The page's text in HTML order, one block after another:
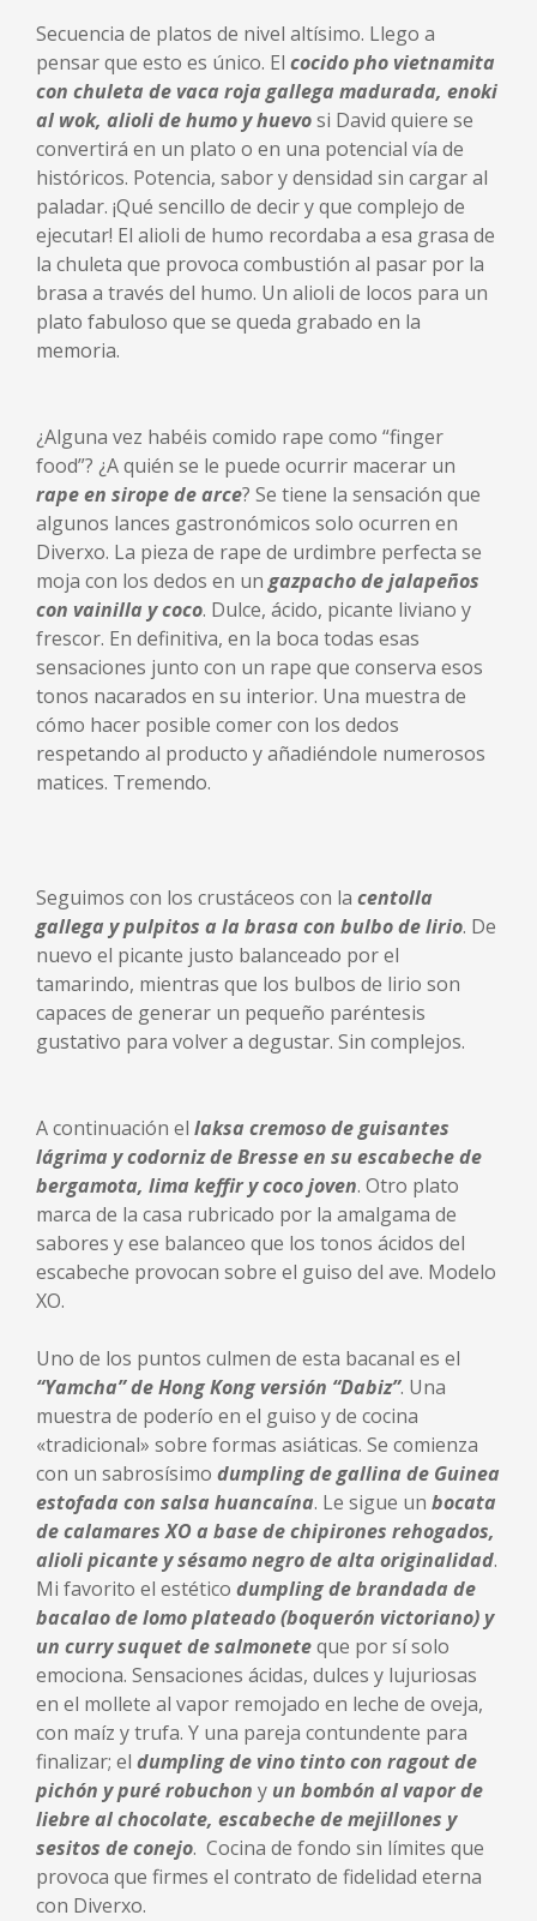
Secuencia de platos de nivel altísimo. Llego a
pensar que esto es único. El cocido pho vietnamita
con chuleta de vaca roja gallega madurada, enoki
al wok, alioli de humo y huevosi David quiere se
convertirá en un plato o en una potencial vía de
históricos. Potencia, sabor y densidad sin cargar al
paladar. ¡Qué sencillo de decir y que complejo de
ejecutar! El alioli de humo recordaba a esa grasa de
la chuleta que provoca combustión al pasar por la
brasa a través del humo. Un alioli de locos para un
plato fabuloso que se queda grabado en la
memoria.
¿Alguna vez habéis comido rape como “finger
food”? ¿A quién se le puede ocurrir macerar un
rape en sirope de arce? Se tiene la sensación que
algunos lances gastronómicos solo ocurren en
Diverxo. La pieza de rape de urdimbre perfecta se
moja con los dedos en un gazpacho de jalapeños
con vainilla y coco. Dulce, ácido, picante liviano y
frescor. En definitiva, en la boca todas esas
sensaciones junto con un rape que conserva esos
tonos nacarados en su interior. Una muestra de
cómo hacer posible comer con los dedos
respetando al producto y añadiéndole numerosos
matices. Tremendo.
Seguimos con los crustáceos con la centolla
gallega y pulpitos a la brasa con bulbo de lirio. De
nuevo el picante justo balanceado por el
tamarindo, mientras que los bulbos de lirio son
capaces de generar un pequeño paréntesis
gustativo para volver a degustar. Sin complejos.
A continuación el laksa cremoso de guisantes
lágrima y codorniz de Bresse en su escabeche de
bergamota, lima keffir y coco joven. Otro plato
marca de la casa rubricado por la amalgama de
sabores y ese balanceo que los tonos ácidos del
escabeche provocan sobre el guiso del ave. Modelo
XO.
Uno de los puntos culmen de esta bacanal es el
“Yamcha” de Hong Kong versión “Dabiz”. Una
muestra de poderío en el guiso y de cocina
«tradicional» sobre formas asiáticas. Se comienza
con un sabrosísimo dumpling de gallina de Guinea
estofada con salsa huancaína. Le sigue un bocata
de calamares XO a base de chipirones rehogados,
alioli picante y sésamo negro de alta originalidad.
Mi favorito el estético dumpling de brandada de
bacalao de lomo plateado (boquerón victoriano) y
un curry suquet de salmoneteque por sí solo
emociona. Sensaciones ácidas, dulces y lujuriosas
en el mollete al vapor remojado en leche de oveja,
con maíz y trufa. Y una pareja contundente para
finalizar; el dumpling de vino tinto con ragout de
pichón y puré robuchon y un bombón al vapor de
liebre al chocolate, escabeche de mejillones y
sesitos de conejo. Cocina de fondo sin límites que
provoca que firmes el contrato de fidelidad eterna
con Diverxo.